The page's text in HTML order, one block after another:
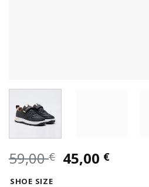
59,00€ Original
price
45,00 €Η
SHOE SIZE